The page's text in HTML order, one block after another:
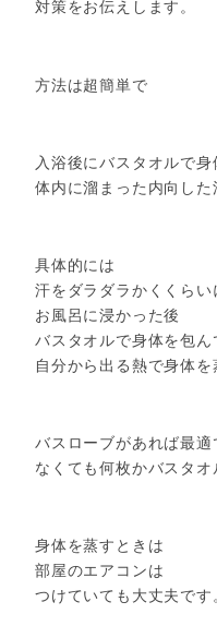
対策をお伝えします。
方法は超簡単で
入浴後にバスタオルで身
体内に溜まった内向した
具体的には
汗をダラダラかくくらい
お風呂に浸かった後
バスタオルで身体を包ん
自分から出る熱で身体を
バスローブがあれば最適
なくても何枚かバスタオ
身体を蒸すときは
部屋のエアコンは
つけていても大丈夫です